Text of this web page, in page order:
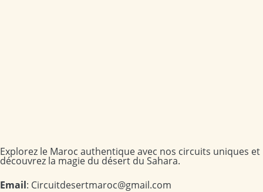
Explorez le Maroc authentique avec nos circuits uniques et
découvrez la magie du désert du Sahara.
Email: Circuitdesertmaroc@gmail.com